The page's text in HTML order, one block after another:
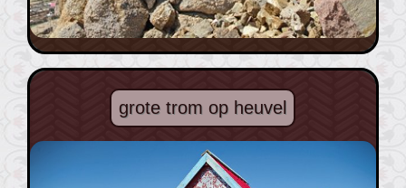
grote trom op heuvel